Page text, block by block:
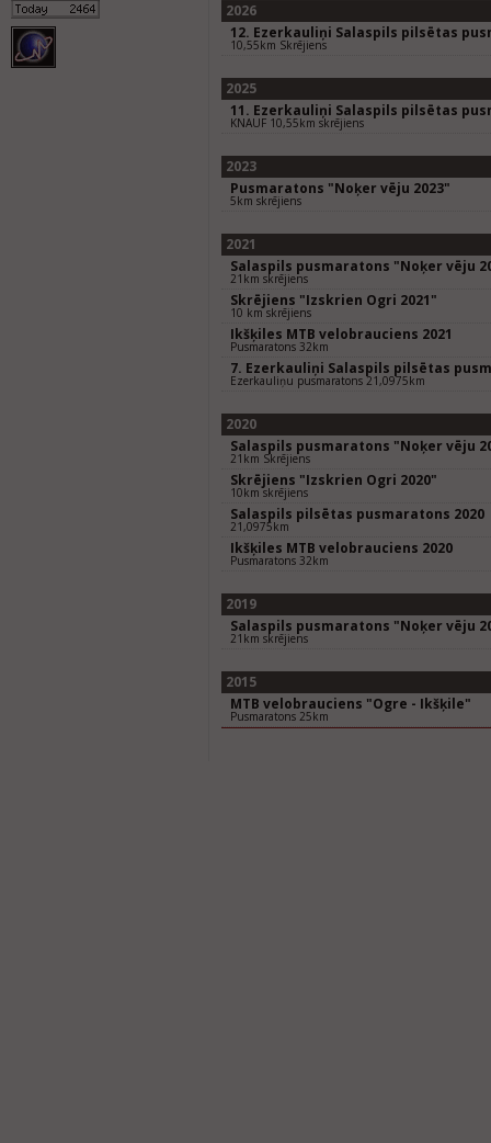
2026
12. Ezerkauliņi Salaspils pilsētas
10,55km Skrējiens
2025
11. Ezerkauliņi Salaspils pilsētas
KNAUF 10,55km skrējiens
2023
Pusmaratons "Noķer vēju 2023"
5km skrējiens
2021
Salaspils pusmaratons "Noķer vēju
21km skrējiens
Skrējiens "Izskrien Ogri 2021"
10 km skrējiens
Ikšķiles MTB velobrauciens 2021
Pusmaratons 32km
7. Ezerkauliņi Salaspils pilsētas
Ezerkauliņu pusmaratons 21,0975km
2020
Salaspils pusmaratons "Noķer vēju
21km Skrējiens
Skrējiens "Izskrien Ogri 2020"
10km skrējiens
Salaspils pilsētas pusmaratons 2020
21,0975km
Ikšķiles MTB velobrauciens 2020
Pusmaratons 32km
2019
Salaspils pusmaratons "Noķer vēju
21km skrējiens
2015
MTB velobrauciens "Ogre - Ikšķile"
Pusmaratons 25km